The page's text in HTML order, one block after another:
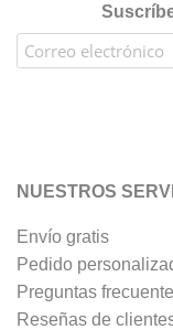
NUESTROS
Envío gratis
Pedido
Preguntas
Reseñas de